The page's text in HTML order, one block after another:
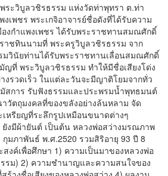
วิบูลวชิรธรรม แห่งวัดท่าพุทรา ต.ท่า
เพชร พระเกจิอาจารย์ชื่อดังที่ได้รับความ
องกำแพงเพชร ได้รับพระราชทานสมณศักดิ์
ชทินนามที่ พระครูวิบูลวชิรธรรม จาก
มวินัยท่านได้รับพระราชทานเลื่อนสมณศักดิ์
ที่ พระวิบูลวชิรธรรม ทำให้มีชื่อเสียงโด่ง
งรวดเร็ว ในแต่ละวันจะมีญาติโยมจากทั่ว
สการ รับฟังธรรมและประพรมน้ำพุทธมนต์
วัตถุมงคลที่ของขลังอย่างล้นหลาม จัด
หรียญที่ระลึกรูปเหมือนขนาดต่างๆ
งมีผ้ายันต์ เป็นต้น หลวงพ่อสว่างมรณภาพ
กุมภาพันธ์ พ.ศ.2520 รวมสิริอายุ 93 ปี 8
งค์เพื่อศึกษา 1) ความเป็นมาของหลวงพ่อ
รม) 2) ความชำนาญและความสนใจของ